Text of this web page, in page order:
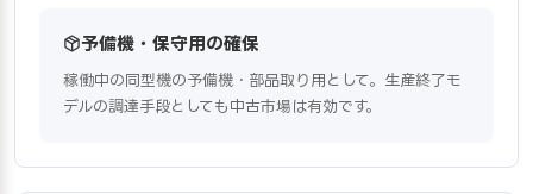
予備機・保守用の確保
稼働中の同型機の予備機・部品取り用として。生産終了モ
デルの調達手段としても中古市場は有効です。